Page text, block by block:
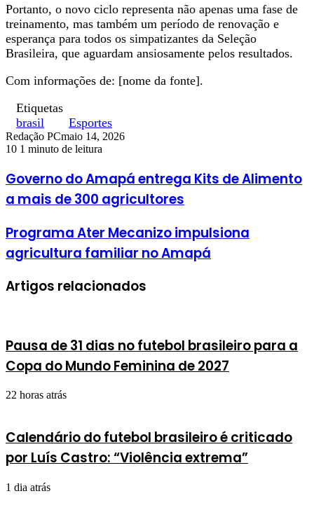
Portanto, o novo ciclo representa não apenas uma fase de
treinamento, mas também um período de renovação e
esperança para todos os simpatizantes da Seleção
Brasileira, que aguardam ansiosamente pelos resultados.
Com informações de: [nome da fonte].
Etiquetas
brasil
Esportes
Redação PCmaio 14, 2026
10 1 minuto de leitura
Governo do Amapá entrega Kits de Alimento
a mais de 300 agricultores
Programa Ater Mecanizo impulsiona
agricultura familiar no Amapá
Artigos relacionados
Pausa de 31 dias no futebol brasileiro para a
Copa do Mundo Feminina de 2027
22 horas atrás
Calendário do futebol brasileiro é criticado
por Luís Castro: “Violência extrema”
1 dia atrás